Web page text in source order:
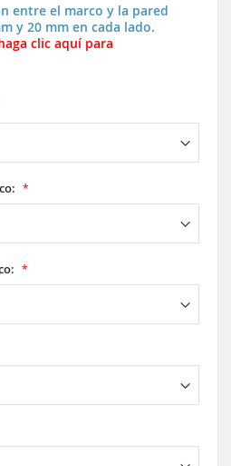
entre el marco y la pared
y 20 mm en cada lado.
clic aquí para